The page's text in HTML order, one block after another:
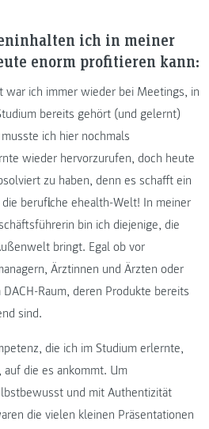
ich in meiner
enorm profitieren kann:
war ich immer wieder bei Meetings, in
bereits gehört (und gelernt)
ich hier nochmals
wieder hervorzurufen, doch heute
zu haben, denn es schafft ein
berufliche ehealth-Welt! In meiner
bin ich diejenige, die
bringt. Egal ob vor
Ärztinnen und Ärzten oder
Raum, deren Produkte bereits
sind.
die ich im Studium erlernte,
die es ankommt. Um
und mit Authentizität
die vielen kleinen Präsentationen